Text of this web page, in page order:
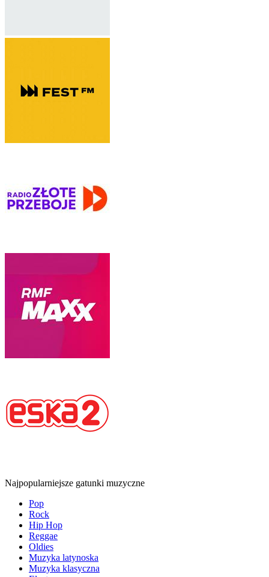
Najpopularniejsze gatunki muzyczne
Pop
Rock
Hip Hop
Reggae
Oldies
Muzyka latynoska
Muzyka klasyczna